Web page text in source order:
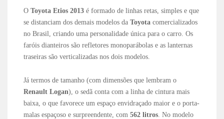
OToyota Etios 2013 é formado de linhas retas, simples e que
se distanciam dos demais modelos daToyota comercializados
no Brasil, criando uma personalidade única para o carro. Os
faróis dianteiros são refletores monoparábolas e as lanternas
traseiras são verticalizadas nos dois modelos.
Já termos de tamanho (com dimensões que lembram o
Renault Logan), o sedã conta com a linha de cintura mais
baixa, o que favorece um espaço envidraçado maior e o porta-
malas espaçoso e surpreendente, com562 litros . No modelo